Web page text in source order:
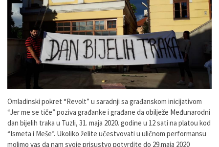
Omladinski pokret “Revolt” u saradnji sa građanskom inicijativom
“Jer me se tiče” poziva građanke i građane da obilježe Međunarodni
dan bijelih traka u Tuzli, 31. maja 2020. godine u 12 sati na platou kod
“Ismeta i Meše”. Ukoliko želite učestvovati u uličnom performansu
molimo vas da nam svoje prisustvo potvrdite do 29.maja 2020